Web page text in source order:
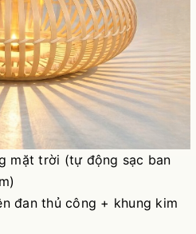
mặt trời (tự động sạc ban
đan thủ công + khung kim